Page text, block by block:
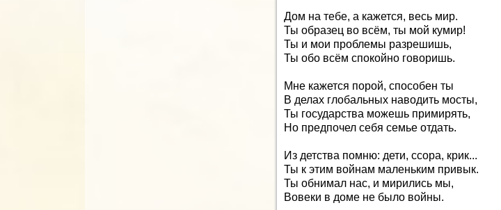
Дом на тебе, а кажется, весь мир.
Ты образец во всём, ты мой кумир!
Ты и мои проблемы разрешишь,
Ты обо всём спокойно говоришь.
Мне кажется порой, способен ты
В делах глобальных наводить мосты,
Ты государства можешь примирять,
Но предпочел себя семье отдать.
Из детства помню: дети, ссора, крик...
Ты к этим войнам маленьким привык.
Ты обнимал нас, и мирились мы,
Вовеки в доме не было войны.